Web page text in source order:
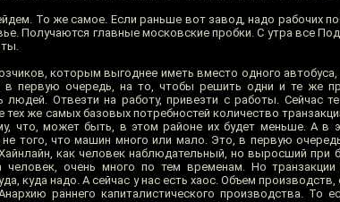
То же самое. Если раньше вот завод, надо рабочих
Получаются главные московские пробки. С утра все
которым выгоднее иметь вместо одного
в первую очередь, на то, чтобы решить одни и те же
Отвезти на работу, привезти с работы. Сейчас
же самых базовых потребностей количество
что, может быть, в этом районе их будет меньше. А в
того, что машин много или мало. Это, в первую
как человек наблюдательный, но выросший при
очень много по тем временам. Но транзакции
куда надо. А сейчас у нас есть хаос. Объем
раннего капиталистического производства. То